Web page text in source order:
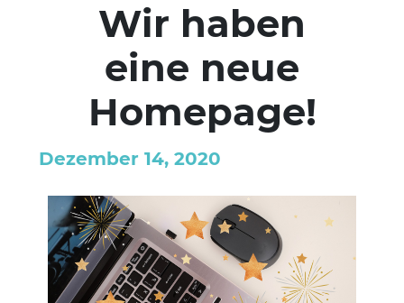
Wir haben
eine neue
Homepage!
Dezember 14, 2020